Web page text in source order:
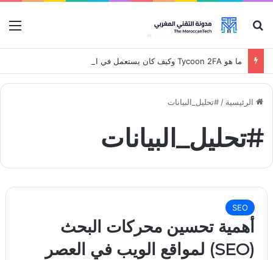
بحث عن
ما هو Tycoon 2FA وكيف كان يستعمل في الهجمات
الرئيسية / #تحليل_البيانات
#تحليل_البيانات
SEO
أهمية تحسين محركات البحث
(SEO) لمواقع الويب في العصر